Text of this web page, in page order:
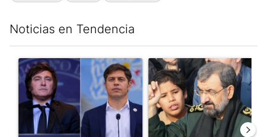
Noticias en Tendencia
Un artículo de tendencia con el título "Encuesta: Axel Kicillof y
Un artículo de tendencia con